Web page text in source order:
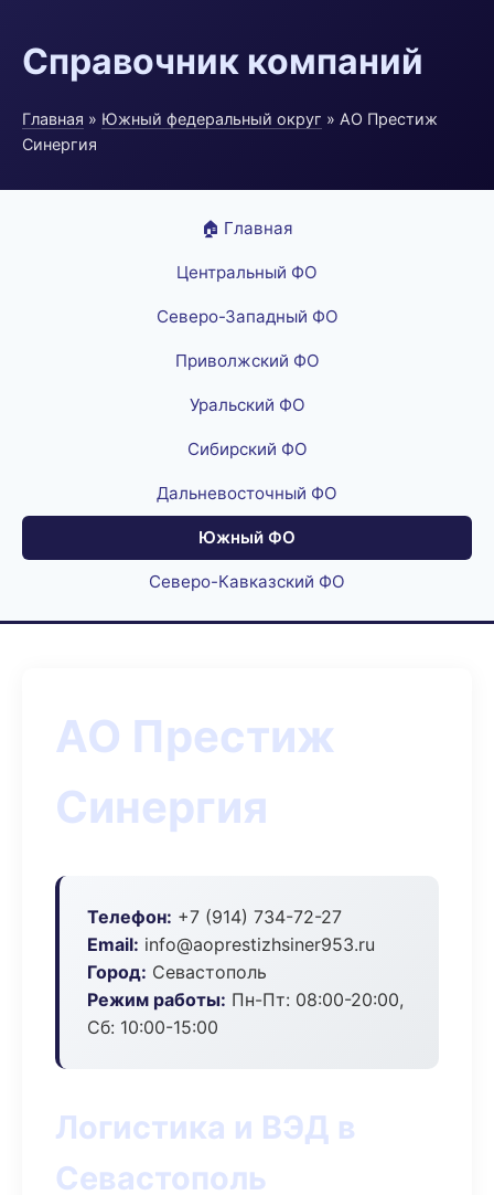
Справочник компаний
Главная » Южный федеральный округ » АО Престиж
Синергия
🏠 Главная
Центральный ФО
Северо-Западный ФО
Приволжский ФО
Уральский ФО
Сибирский ФО
Дальневосточный ФО
Южный ФО
Северо-Кавказский ФО
АО Престиж
Синергия
Телефон: +7 (914) 734-72-27
Email: info@aoprestizhsiner953.ru
Город: Севастополь
Режим работы: Пн-Пт: 08:00-20:00,
Сб: 10:00-15:00
Логистика и ВЭД в
Севастополь